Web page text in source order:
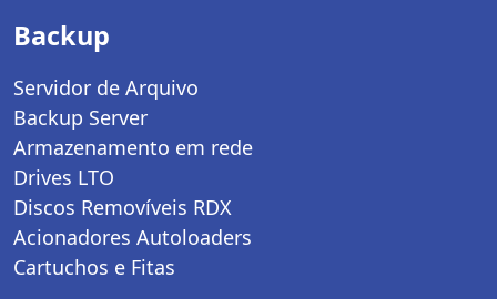
Backup
Servidor de Arquivo
Backup Server
Armazenamento em rede
Drives LTO
Discos Removíveis RDX
Acionadores Autoloaders
Cartuchos e Fitas